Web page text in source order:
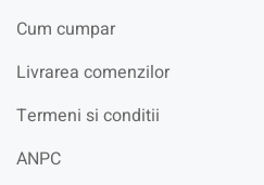
Cum cumpar
Livrarea comenzilor
Termeni si conditii
ANPC